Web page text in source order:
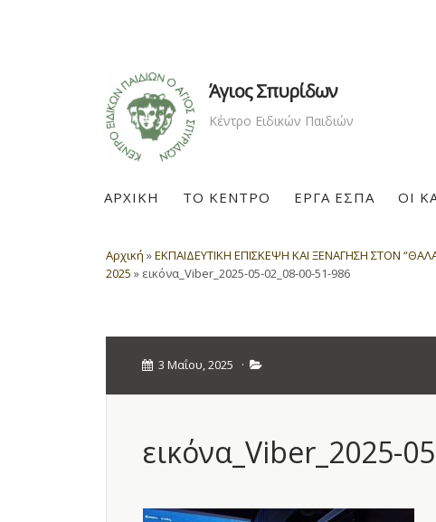
Άγιος Σπυρίδων
Κέντρο Ειδικών Παιδιών
ΑΡΧΙΚΗ ΤΟ ΚΕΝΤΡΟ ΕΡΓΑ ΕΣΠΑ ΟΙ
Αρχική »ΕΚΠΑΙΔΕΥΤΙΚΗ ΕΠΙΣΚΕΨΗ ΚΑΙ ΞΕΝΑΓΗΣΗ ΣΤΟΝ
2025 » εικόνα_Viber_2025-05-02_08-00-51-986
3 Μαΐου, 2025 ·
εικόνα_Viber_2025-